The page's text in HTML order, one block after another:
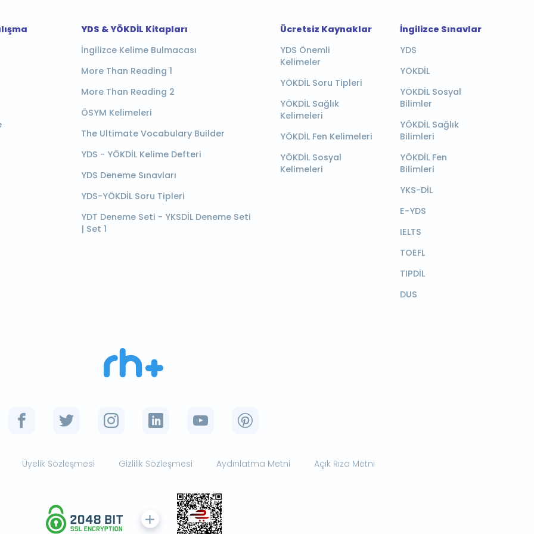
YDS & YÖKDİL Kitapları
İngilizce Kelime Bulmacası
More Than Reading 1
More Than Reading 2
ÖSYM Kelimeleri
The Ultimate Vocabulary Builder
YDS - YÖKDİL Kelime Defteri
YDS Deneme Sınavları
YDS-YÖKDİL Soru Tipleri
YDT Deneme Seti - YKSDİL Deneme Seti
| Set 1
Ücretsiz Kaynaklar
YDS Önemli
Kelimeler
YÖKDİL Soru Tipleri
YÖKDİL Sağlık
Kelimeleri
YÖKDİL Fen Kelimeleri
YÖKDİL Sosyal
Kelimeleri
İngilizce Sınavlar
YDS
YÖKDİL
YÖKDİL Sosyal
Bilimler
YÖKDİL Sağlık
Bilimleri
YÖKDİL Fen
Bilimleri
YKS-DİL
E-YDS
IELTS
TOEFL
TIPDİL
DUS
Üyelik Sözleşmesi Gizlilik Sözleşmesi Aydınlatma Metni Açık Rıza Metni